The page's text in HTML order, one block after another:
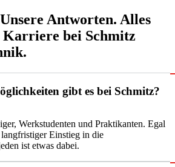
Antworten. Alles
bei Schmitz
gibt es bei Schmitz?
Werkstudenten und Praktikanten. Egal
Einstieg in die
ist etwas dabei.